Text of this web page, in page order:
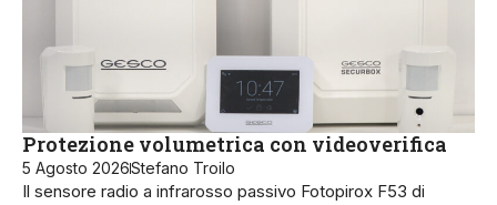
Protezione volumetrica con videoverifica
5 Agosto 2026Stefano Troilo
Il sensore radio a infrarosso passivo Fotopirox F53 di